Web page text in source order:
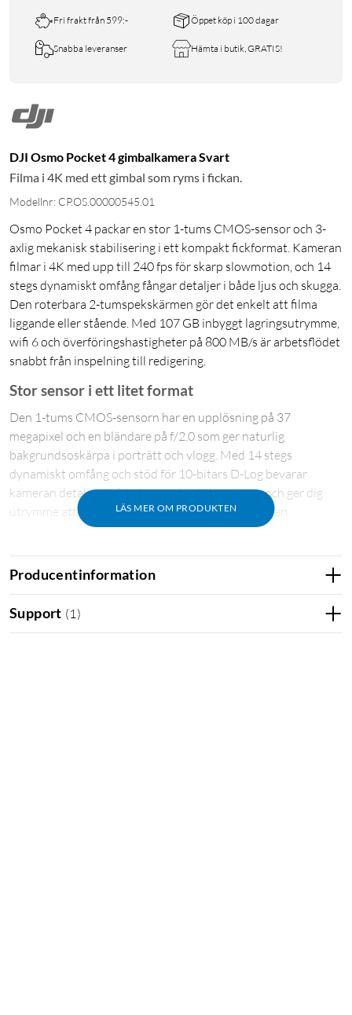
Fri frakt från 599:- Öppet köp i 100 dagar
Snabba leveranser Hämta i butik, GRATIS!
DJI Osmo Pocket 4 gimbalkamera Svart
Filma i 4K med ett gimbal som ryms i fickan.
Modellnr: CP.OS.00000545.01
Osmo Pocket 4 packar en stor 1-tums CMOS-sensor och 3-
axlig mekanisk stabilisering i ett kompakt fickformat. Kameran
filmar i 4K med upp till 240 fps för skarp slowmotion, och 14
stegs dynamiskt omfång fångar detaljer i både ljus och skugga.
Den roterbara 2-tumspekskärmen gör det enkelt att filma
liggande eller stående. Med 107 GB inbyggt lagringsutrymme,
wifi 6 och överföringshastigheter på 800 MB/s är arbetsflödet
snabbt från inspelning till redigering.
LÄS MER OM PRODUKTEN
Stor sensor i ett litet format
Den 1-tums CMOS-sensorn har en upplösning på 37
megapixel och en bländare på f/2.0 som ger naturlig
bakgrundsoskärpa i porträtt och vlogg. Med 14 stegs
dynamiskt omfång och stöd för 10-bitars D-Log bevarar
kameran detaljer i både ljusa och mörka partier, och ger dig
utrymme att finjustera färgerna i efterproduktionen.
Filma i 4K-upplösning med upp till 240 bilder per sekund för
detaljerad slowmotion som fångar snabba rörelser med
precision. Även stillbilder håller hög kvalitet med en maximal
upplösning på 7 680×4 320 pixlar i JPEG- eller DNG-format.
Producentinformation
Support (1)